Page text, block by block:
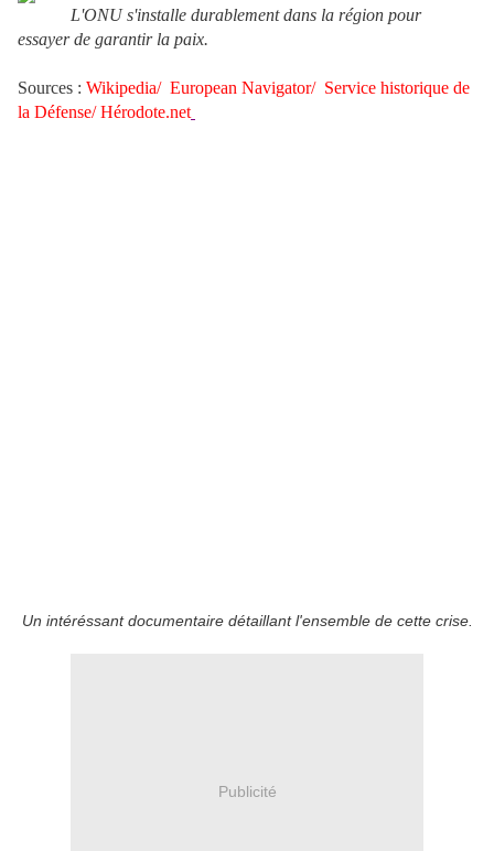
L'ONU s'installe durablement dans la région pour
essayer de garantir la paix.
Sources : Wikipedia/ European Navigator/ Service historique de
la Défense/ Hérodote.net
Un intéréssant documentaire détaillant l'ensemble de cette crise.
Publicité